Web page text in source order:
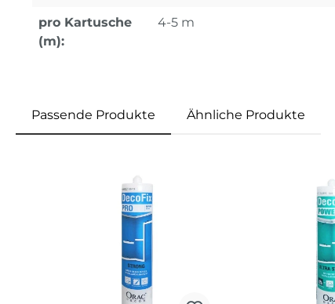
pro Kartusche
(m):
4-5 m
Passende Produkte Ähnliche Produkte